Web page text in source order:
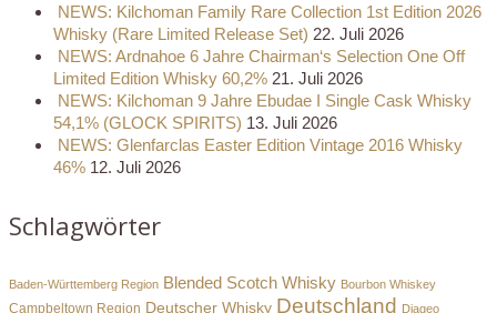
NEWS: Kilchoman Family Rare Collection 1st Edition 2026
Whisky (Rare Limited Release Set) 22. Juli 2026
NEWS: Ardnahoe 6 Jahre Chairman‘s Selection One Off
Limited Edition Whisky 60,2% 21. Juli 2026
NEWS: Kilchoman 9 Jahre Ebudae I Single Cask Whisky
54,1% (GLOCK SPIRITS) 13. Juli 2026
NEWS: Glenfarclas Easter Edition Vintage 2016 Whisky
46% 12. Juli 2026
Schlagwörter
Baden-Württemberg Region Blended Scotch Whisky Bourbon Whiskey
Campbeltown Region Deutscher Whisky Deutschland Diageo